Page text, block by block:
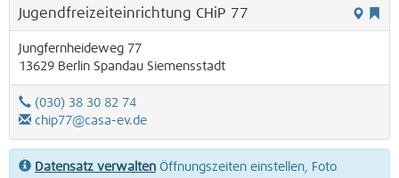
Jugendfreizeiteinrichtung CHiP 77
Jungfernheideweg 77
13629 Berlin Spandau Siemensstadt
(030) 38 30 82 74
chip77@casa-ev.de
Datensatz verwalten Öffnungszeiten einstellen, Foto